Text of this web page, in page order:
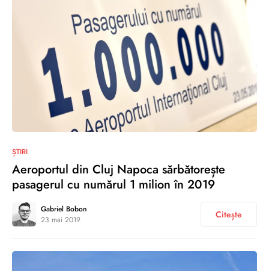
ȘTIRI
Aeroportul din Cluj Napoca sărbătorește
pasagerul cu numărul 1 milion în 2019
Gabriel Bobon
23 mai 2019
Citește